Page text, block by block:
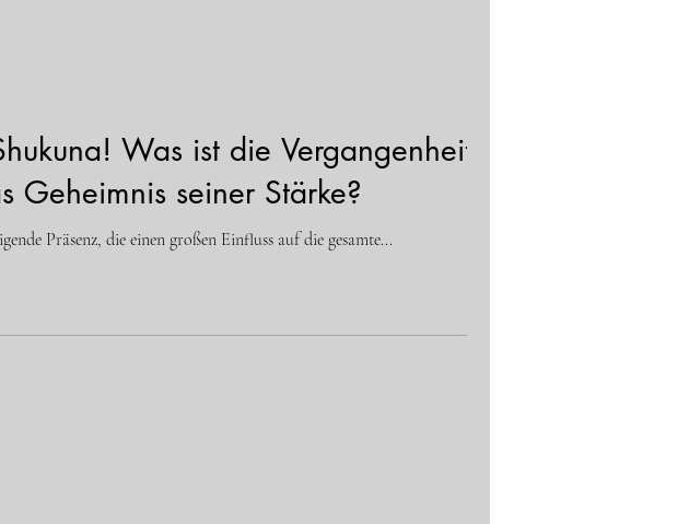
Was ist die Vergangenheit
Geheimnis seiner Stärke?
Präsenz, die einen großen Einfluss auf die gesamte...